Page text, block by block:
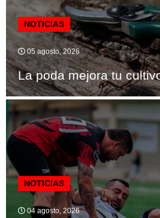
NOTICIAS
05 agosto, 2026
La poda mejora tu
NOTICIAS
04 agosto, 2026